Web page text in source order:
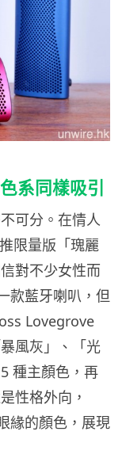
系同樣吸引
可分。在情人
限量版「瑰麗
對不少女性而
款藍牙喇叭，但
Lovegrove
風灰」、「光
種主顏色，再
性格外向，
緣的顏色，展現